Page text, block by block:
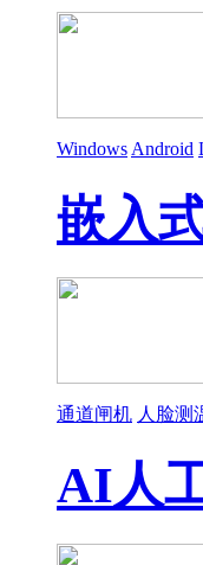
Windows Android
嵌入
通道闸机 人脸测
AI人